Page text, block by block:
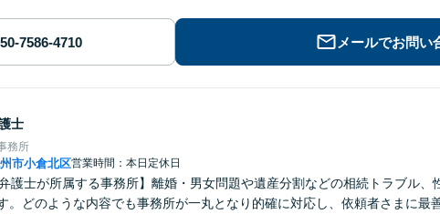
メールでお問い
士
務所
市小倉北区営業時間：本日定休日
弁護士が所属する事務所】離婚・男女問題や遺産分割などの相続トラブル
。どのような内容でも事務所が一丸となり的確に対応し、依頼者さまに最